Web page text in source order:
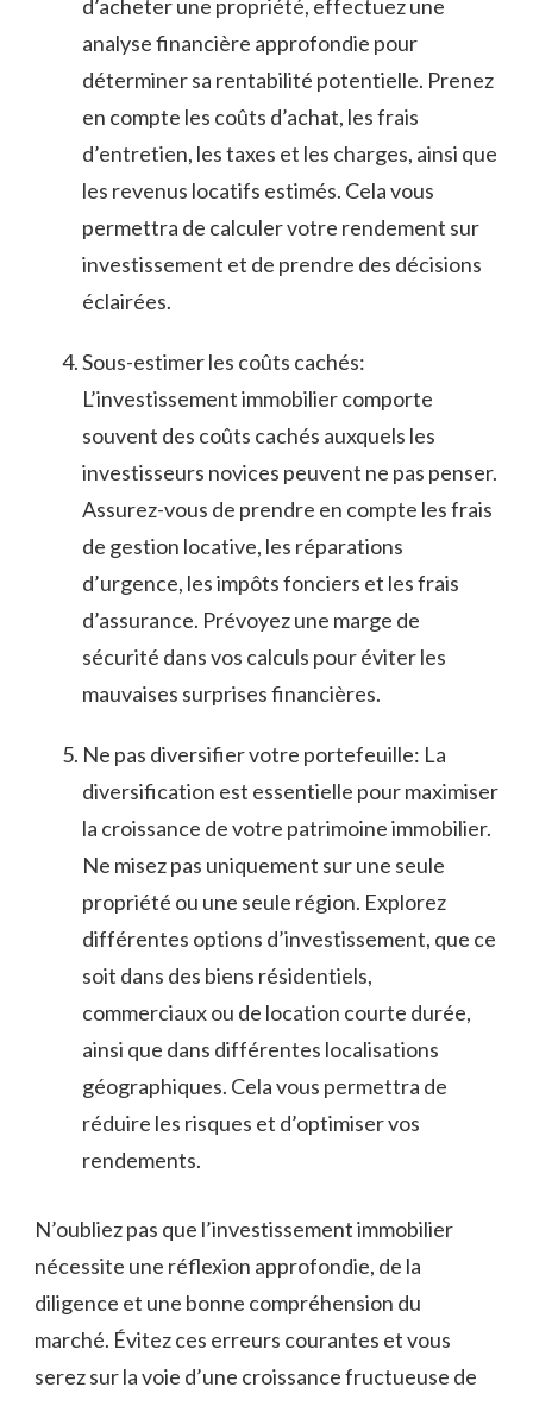
d’acheter⁣ une propriété,⁣ effectuez une
analyse ​financière approfondie pour⁤
déterminer sa rentabilité ⁢potentielle. Prenez
en compte les coûts d’achat, ⁢les ⁢frais
⁢d’entretien,⁣ les taxes et les ​charges, ainsi que
​les revenus locatifs estimés. ⁤Cela vous
permettra de calculer votre rendement sur ​
investissement et de prendre des décisions
éclairées.
Sous-estimer les ‌coûts cachés: ​
L’investissement immobilier comporte
‍souvent des coûts cachés⁢ auxquels les‌
investisseurs novices ⁤peuvent ne pas‍ penser.
Assurez-vous de‍ prendre en compte⁢ les frais ​
de gestion⁣ locative, ‌les ​réparations
d’urgence, les impôts ⁢fonciers ⁢et les frais​
d’assurance. Prévoyez une marge de⁢
sécurité dans vos calculs pour ⁢éviter les
mauvaises⁤ surprises financières.
Ne pas diversifier votre ⁣portefeuille: La
‌diversification est essentielle pour maximiser
la croissance de votre⁣ patrimoine immobilier.
Ne misez ⁢pas uniquement sur une seule
⁤propriété ou une seule‍ région. Explorez
différentes⁢ options d’investissement,⁢ que ce
soit dans des​ biens résidentiels,
⁢commerciaux ou de location courte durée,
ainsi ‍que⁢ dans différentes localisations
géographiques. Cela vous permettra ⁣de
réduire les ​risques et d’optimiser​ vos
rendements.
N’oubliez pas⁤ que l’investissement immobilier
nécessite une⁤ réflexion approfondie, de la
diligence et⁤ une ‍bonne compréhension du
marché. Évitez ces erreurs courantes et vous
serez sur la voie​ d’une croissance fructueuse de ​